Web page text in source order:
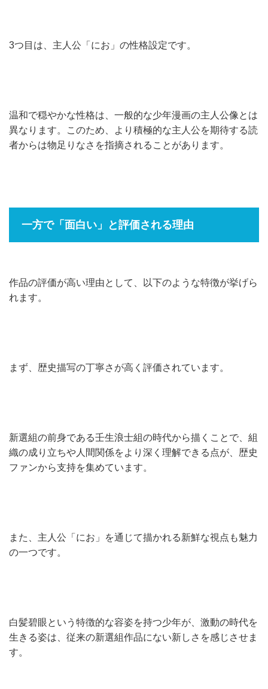
3つ目は、主人公「にお」の性格設定です。
温和で穏やかな性格は、一般的な少年漫画の主人公像とは
異なります。このため、より積極的な主人公を期待する読
者からは物足りなさを指摘されることがあります。
一方で「面白い」と評価される理由
作品の評価が高い理由として、以下のような特徴が挙げら
れます。
まず、歴史描写の丁寧さが高く評価されています。
新選組の前身である壬生浪士組の時代から描くことで、組
織の成り立ちや人間関係をより深く理解できる点が、歴史
ファンから支持を集めています。
また、主人公「にお」を通じて描かれる新鮮な視点も魅力
の一つです。
白髪碧眼という特徴的な容姿を持つ少年が、激動の時代を
生きる姿は、従来の新選組作品にない新しさを感じさせま
す。